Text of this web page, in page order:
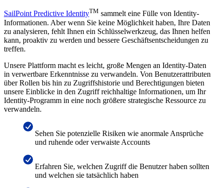
SailPoint Predictive IdentityTM sammelt eine Fülle von Identity-
Informationen. Aber wenn Sie keine Möglichkeit haben, Ihre Daten
zu analysieren, fehlt Ihnen ein Schlüsselwerkzeug, das Ihnen helfen
kann, proaktiv zu werden und bessere Geschäftsentscheidungen zu
treffen.
Unsere Plattform macht es leicht, große Mengen an Identity-Daten
in verwertbare Erkenntnisse zu verwandeln. Von Benutzerattributen
über Rollen bis hin zu Zugriffshistorie und Berechtigungen bieten
unsere Einblicke in den Zugriff reichhaltige Informationen, um Ihr
Identity-Programm in eine noch größere strategische Ressource zu
verwandeln.
Sehen Sie potenzielle Risiken wie anormale Ansprüche
und ruhende oder verwaiste Accounts
Erfahren Sie, welchen Zugriff die Benutzer haben sollten
und welchen sie tatsächlich haben